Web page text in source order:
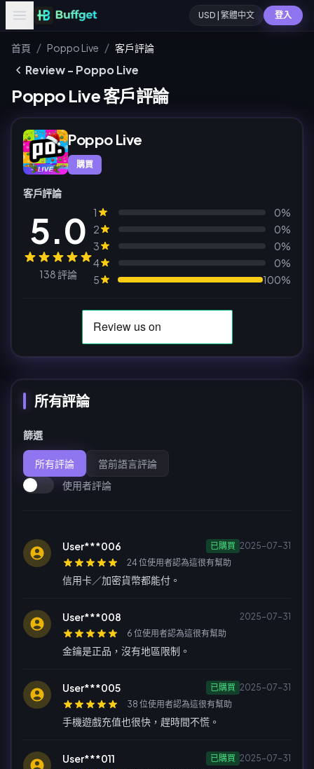
USD | 繁體中文 登入
首頁 / Poppo Live / 客戶評論
Review - Poppo Live
Poppo Live 客戶評論
Poppo Live
購買
客戶評論
5.0
138 評論
1
0%
2
0%
3
0%
4
0%
5
100%
所有評論
篩選
所有評論
當前語言評論
使用者評論
User***006 已購買 2025-07-31
24 位使用者認為這很有幫助
信用卡／加密貨幣都能付。
User***008
2025-07-31
6 位使用者認為這很有幫助
金鑰是正品，沒有地區限制。
User***005 已購買 2025-07-31
38 位使用者認為這很有幫助
手機遊戲充值也很快，趕時間不慌。
User***011 已購買 2025-07-31